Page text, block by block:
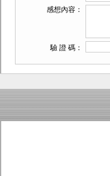
感想內容：
驗 證 碼：